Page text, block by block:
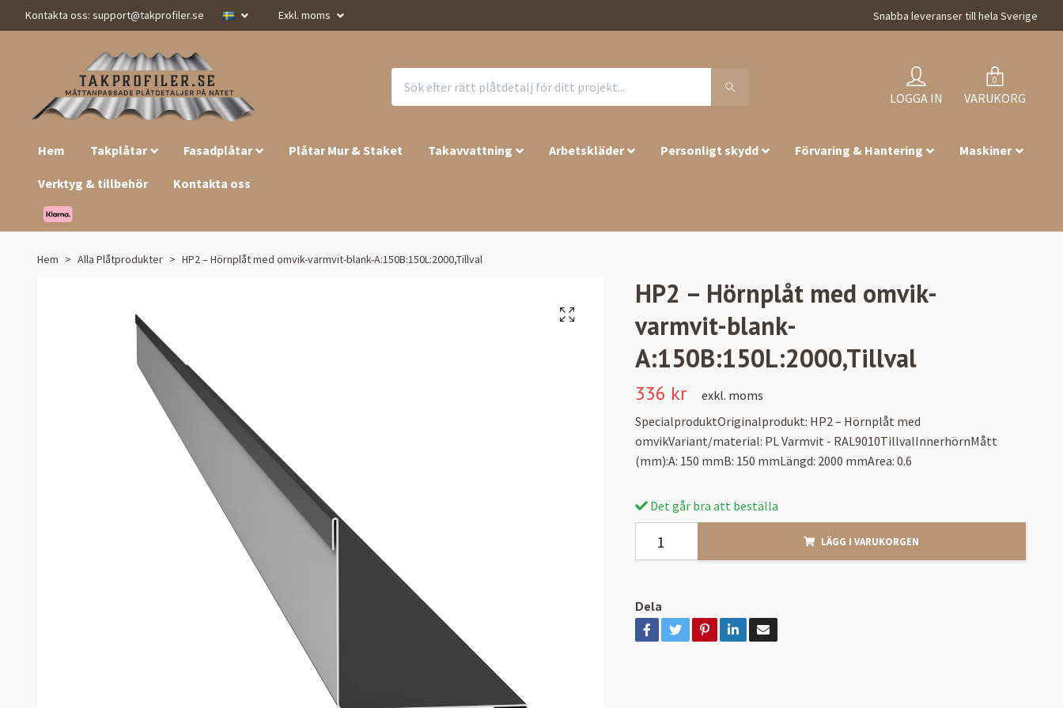
Kontakta oss: support@takprofiler.se Exkl. moms Snabba leveranser till hela Sverige
LOGGA IN
0
VARUKORG
Hem Takplåtar Fasadplåtar Plåtar Mur & Staket Takavvattning Arbetskläder Personligt skydd Förvaring & Hantering Maskiner
Verktyg & tillbehör Kontakta oss
Hem Alla Plåtprodukter HP2 – Hörnplåt med omvik-varmvit-blank-A:150B:150L:2000,Tillval
HP2 – Hörnplåt med omvik-
varmvit-blank-
A:150B:150L:2000,Tillval
336 kr
exkl. moms
SpecialproduktOriginalprodukt: HP2 – Hörnplåt med
omvikVariant/material: PL Varmvit - RAL9010TillvalInnerhörnMått
(mm):A: 150 mmB: 150 mmLängd: 2000 mmArea: 0.6
Det går bra att beställa
LÄGG I VARUKORGEN
Dela